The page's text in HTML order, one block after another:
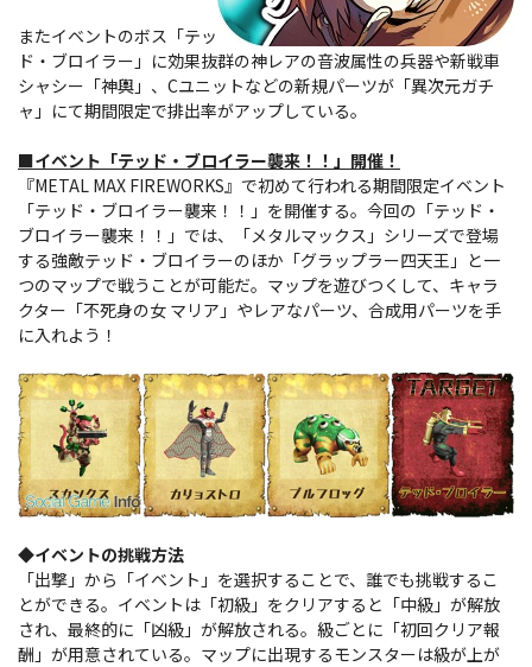
またイベントのボス「テッ
ド・ブロイラー」に効果抜群の神レアの音波属性の兵器や新戦車
シャシー「神輿」、Cユニットなどの新規パーツが「異次元ガチ
ャ」にて期間限定で排出率がアップしている。
■イベント「テッド・ブロイラー襲来！！」開催！
『METAL MAX FIREWORKS』で初めて行われる期間限定イベント
「テッド・ブロイラー襲来！！」を開催する。今回の「テッド・
ブロイラー襲来！！」では、「メタルマックス」シリーズで登場
する強敵テッド・ブロイラーのほか「グラップラー四天王」と一
つのマップで戦うことが可能だ。マップを遊びつくして、キャラ
クター「不死身の女 マリア」やレアなパーツ、合成用パーツを手
に入れよう！
◆イベントの挑戦方法
「出撃」から「イベント」を選択することで、誰でも挑戦するこ
とができる。イベントは「初級」をクリアすると「中級」が解放
され、最終的に「凶級」が解放される。級ごとに「初回クリア報
酬」が用意されている。マップに出現するモンスターは級が上が